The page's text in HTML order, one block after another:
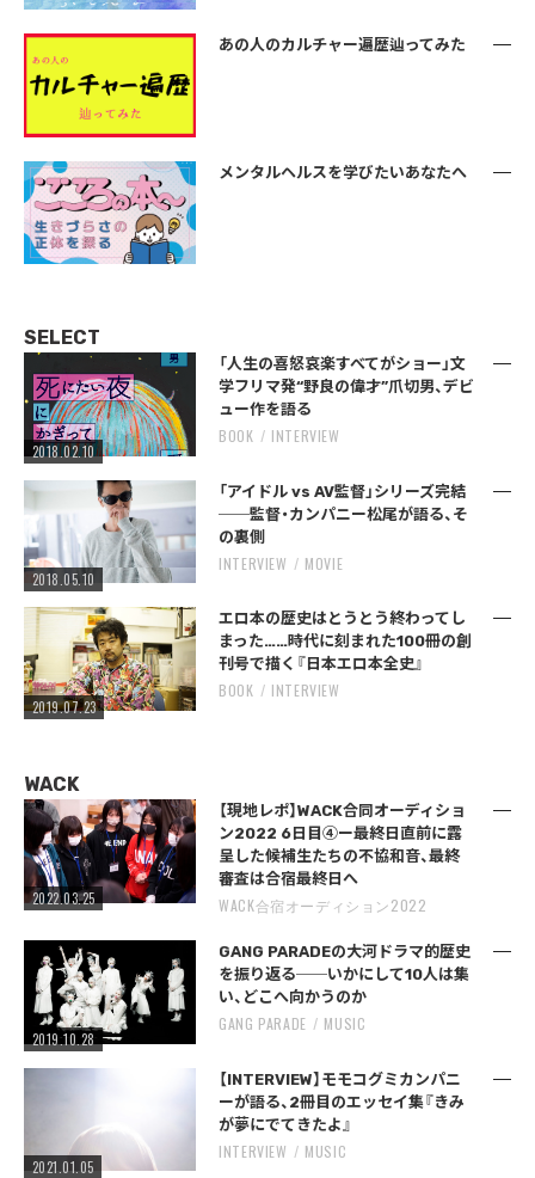
あの人のカルチャー遍歴辿ってみた
メンタルヘルスを学びたいあなたへ
SELECT
2018.02.10
「人生の喜怒哀楽すべてがショー」文
学フリマ発“野良の偉才”爪切男、デビ
ュー作を語る
BOOK INTERVIEW
2018.05.10
「アイドル vs AV監督」シリーズ完結
──監督・カンパニー松尾が語る、そ
の裏側
INTERVIEW MOVIE
2019.07.23
エロ本の歴史はとうとう終わってし
まった……時代に刻まれた100冊の創
刊号で描く『日本エロ本全史』
BOOK INTERVIEW
WACK
2022.03.25
【現地レポ】WACK合同オーディショ
ン2022 6日目④ー最終日直前に露
呈した候補生たちの不協和音、最終
審査は合宿最終日へ
WACK合宿オーディション2022
2019.10.28
GANG PARADEの大河ドラマ的歴史
を振り返る──いかにして10人は集
い、どこへ向かうのか
GANG PARADE MUSIC
2021.01.05
【INTERVIEW】モモコグミカンパニ
ーが語る、2冊目のエッセイ集『きみ
が夢にでてきたよ』
INTERVIEW MUSIC